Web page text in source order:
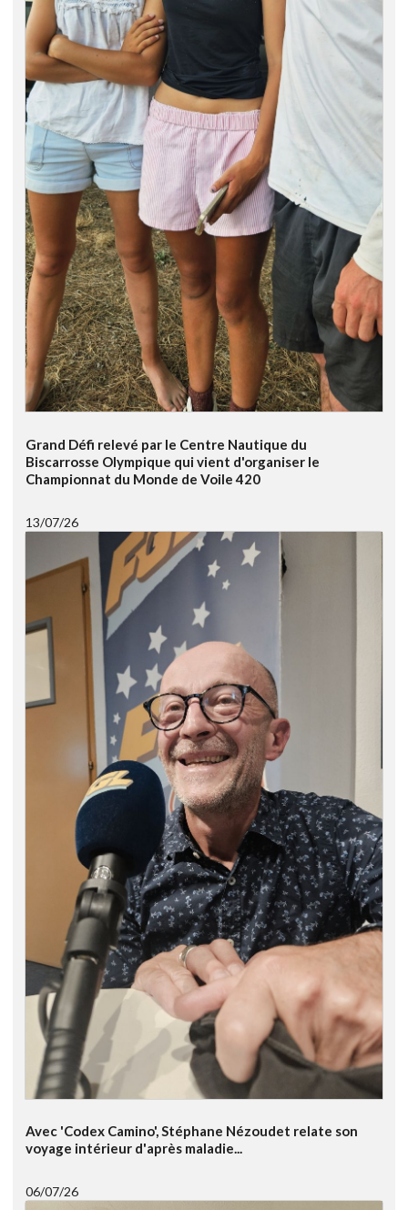
Grand Défi relevé par le Centre Nautique du
Biscarrosse Olympique qui vient d'organiser le
Championnat du Monde de Voile 420
13/07/26
Avec 'Codex Camino', Stéphane Nézoudet relate son
voyage intérieur d'après maladie...
06/07/26